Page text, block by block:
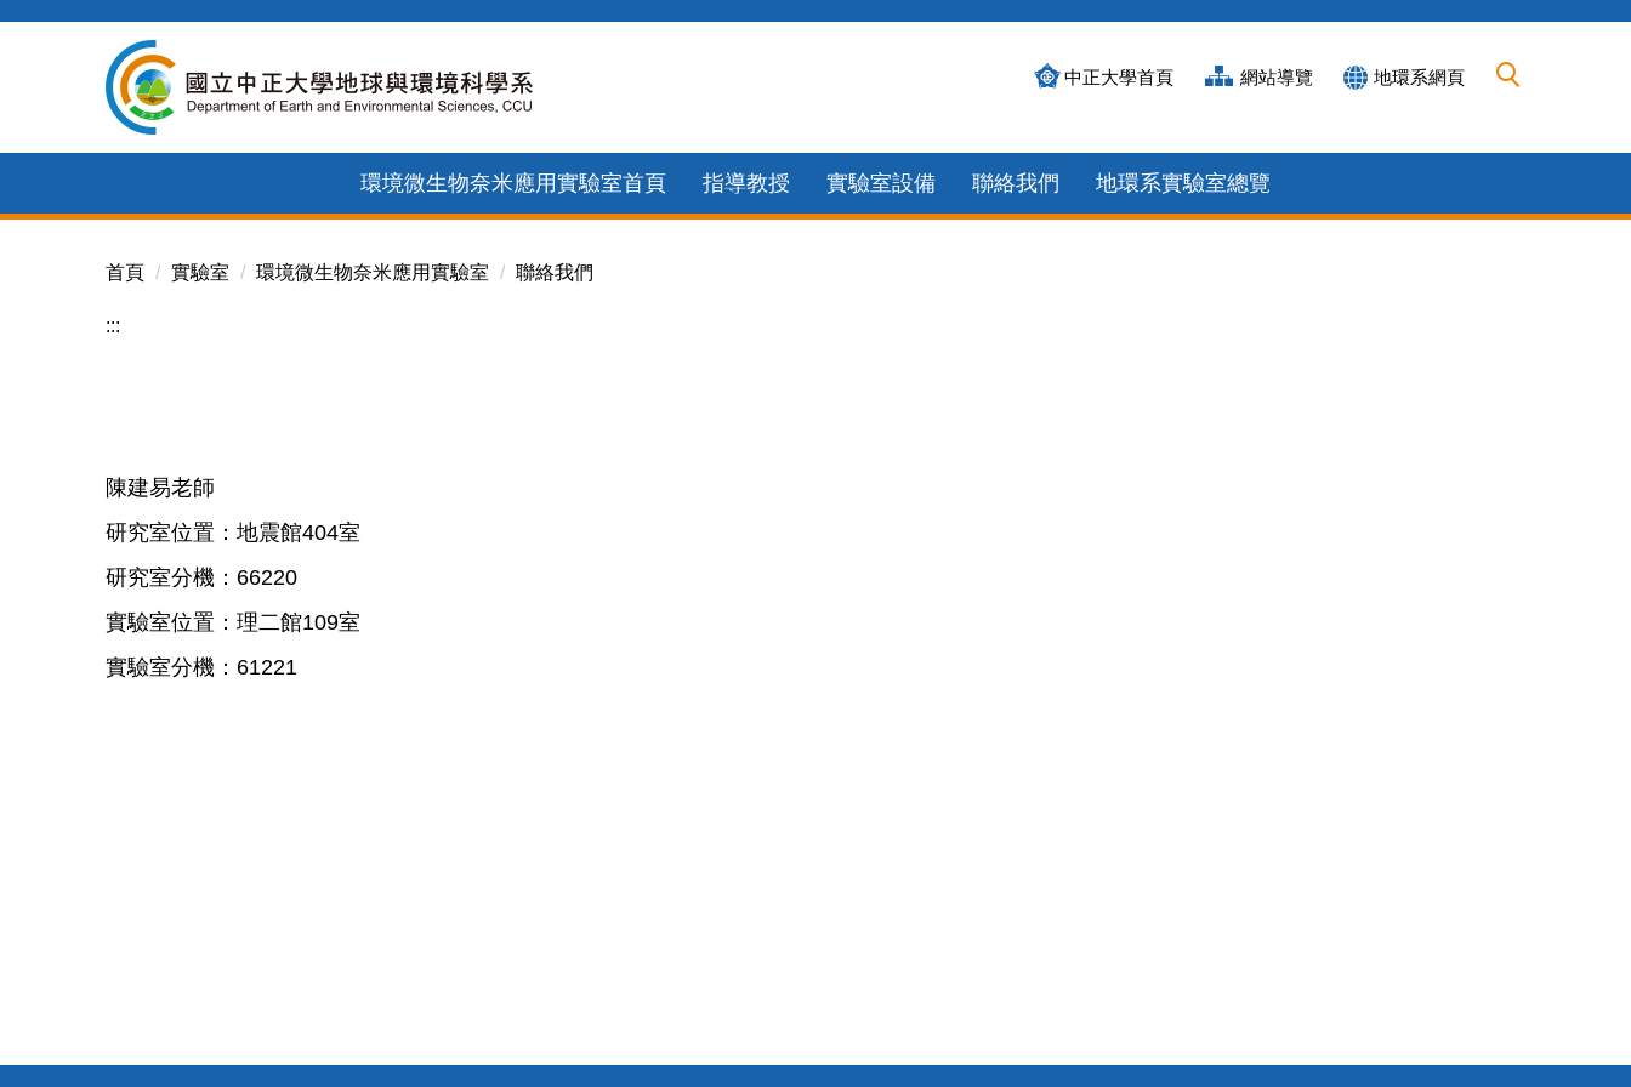
內
區
中正大學首頁 網站導覽 地環系網頁
環境微生物奈米應用實驗室首頁 指導教授 實驗室設備 聯絡我們 地環系實驗室總覽
首頁 實驗室 環境微生物奈米應用實驗室 聯絡我們
:::
陳建易老師
研究室位置：地震館404室
研究室分機：66220
實驗室位置：理二館109室
實驗室分機：61221